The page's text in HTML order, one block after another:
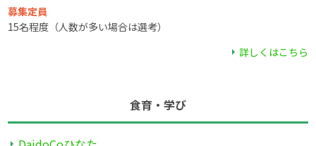
募集定員
15名程度（人数が多い場合は選考）
詳しくはこちら
食育・学び